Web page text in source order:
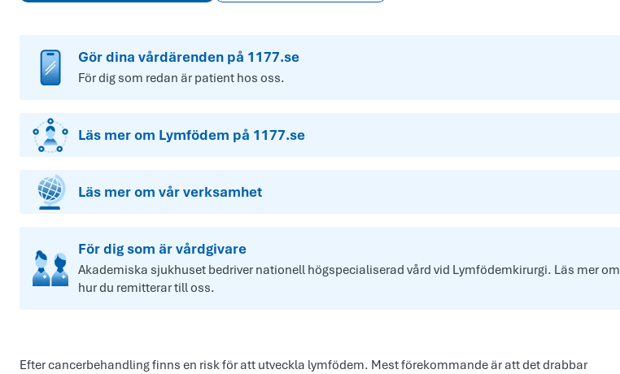
Gör dina vårdärenden på 1177.se
För dig som redan är patient hos oss.
Läs mer om Lymfödem på 1177.se
Läs mer om vår verksamhet
För dig som är vårdgivare
Akademiska sjukhuset bedriver nationell högspecialiserad vård vid Lymfödemkirurgi. Läs mer om
hur du remitterar till oss.
Efter cancerbehandling finns en risk för att utveckla lymfödem. Mest förekommande är att det drabbar